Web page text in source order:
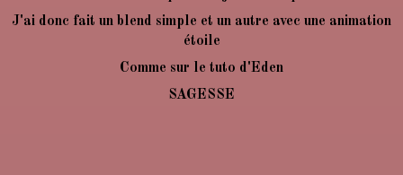
J'ai donc fait un blend simple et un autre avec une animation
étoile
Comme sur le tuto d'Eden
SAGESSE